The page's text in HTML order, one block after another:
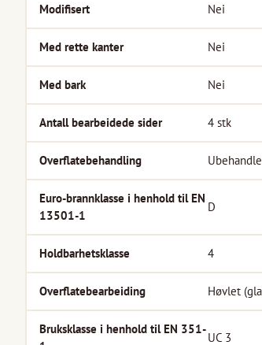
Modifisert Nei
Med rette kanter Nei
Med bark Nei
Antall bearbeidede sider 4 stk
Overflatebehandling
Euro-brannklasse i henhold til EN
13501-1
D
Holdbarhetsklasse 4
Overflatebearbeiding Høvlet
Bruksklasse i henhold til EN 351-
UC 3